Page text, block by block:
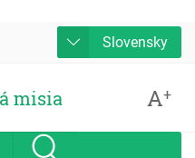
Slovensky
misia A+